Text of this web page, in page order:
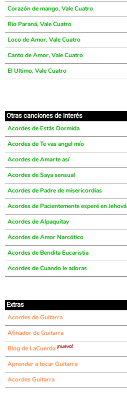
Corazón de mango, Vale Cuatro
Río Paraná, Vale Cuatro
Loco de Amor, Vale Cuatro
Canto de Amor, Vale Cuatro
El Ultimo, Vale Cuatro
Otras canciones de interés
Acordes de Estás Dormida
Acordes de Te vas angel mío
Acordes de Amarte así
Acordes de Saya sensual
Acordes de Padre de misericordias
Acordes de Pacientemente esperé en Jehová
Acordes de Alpaquitay
Acordes de Amor Narcótico
Acordes de Bendita Eucaristia
Acordes de Cuando le adoras
Extras
Acordes de Guitarra
Afinador de Guitarra
Blog de LaCuerda ¡nuevo!
Aprender a tocar Guitarra
Acordes Guitarra